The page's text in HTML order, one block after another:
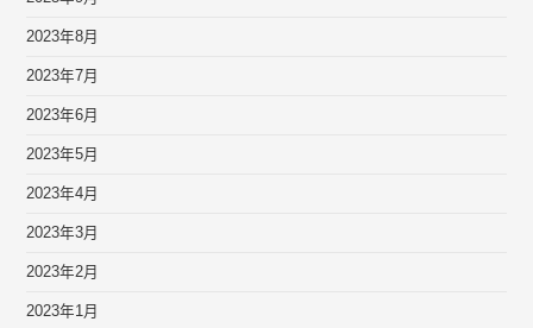
2023年8月
2023年7月
2023年6月
2023年5月
2023年4月
2023年3月
2023年2月
2023年1月